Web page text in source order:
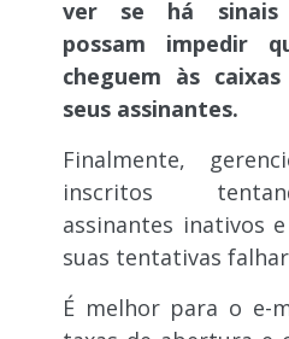
ver se há sinais
possam impedir
cheguem às
seus assinantes.
Finalmente,
inscritos
assinantes inativos
suas tentativas
É melhor para o e-